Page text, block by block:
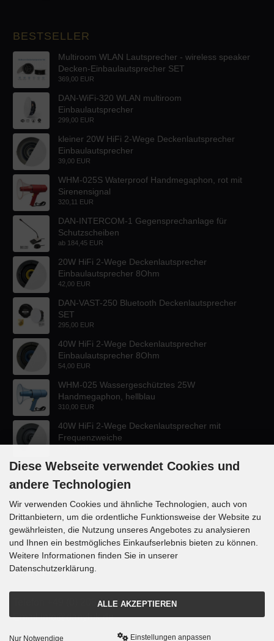
BESTSELLER
Multiroom WLAN Lautsprecher - wireless speaker
Decken-Einbaulautsprecher SET
369,00 EUR
DAN-WiFi-320 WLAN multiroom
Einbaulautsprecher
299,00 EUR
kleiner 20W HiFi 2-Wege Deckenlautsprecher
Einbaulautsprecher
39,00 EUR
WHM-025S Waterproof Handmegaphon, rot mit
Sirenensignal
320,11 EUR
DAN-INTERCOM-1 Gegensprechanlage für
Schutzscheiben
ab 184,45 EUR
20W HiFi 2-Wege Deckenlautsprecher
Einbaulautsprecher 8Ohm
42,00 EUR
DAN-VAST-250 Bluetooth Deckenlautsprecher
SET
295,00 EUR
40W HiFi 2-Wege Deckenlautsprecher
Einbaulautsprecher 8Ohm
54,00 EUR
WHM-025 Wassergeschütztes 25W
Handmegaphon, hellblau
310,00 EUR
40W HiFi 2-Wege Deckenlautsprecher mit
Frequenzweiche
KONTAKT
Lautsprecher-OnlineShop.de
Rübekampstr. 35
46117 Oberhausen
Telefon +49 (0) 208 / 874188
Email info@danyluk.de
Diese Webseite verwendet Cookies und
andere Technologien
Wir verwenden Cookies und ähnliche Technologien, auch von
Drittanbietern, um die ordentliche Funktionsweise der Website zu
gewährleisten, die Nutzung unseres Angebotes zu analysieren
und Ihnen ein bestmögliches Einkaufserlebnis bieten zu können.
Weitere Informationen finden Sie in unserer
Datenschutzerklärung.
ALLE AKZEPTIEREN
Nur Notwendige Einstellungen anpassen